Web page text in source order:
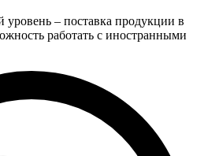
– поставка продукции в
работать с иностранными